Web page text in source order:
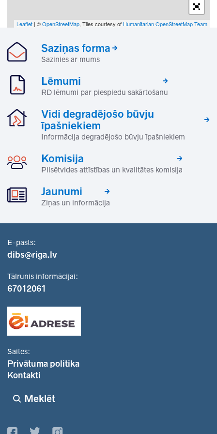
Leaflet | ©OpenStreetMap, Tiles courtesy of Humanitarian OpenStreetMap Team
Saziņas forma
Sazinies ar mums
Lēmumi
RD lēmumi par piespiedu sakārtošanu
Vidi degradējošo būvju
īpašniekiem
Informācija degradējošo būvju īpašniekiem
Komisija
Pilsētvides attīstības un kvalitātes komisija
Jaunumi
Ziņas un informācija
E-pasts:
dibs@riga.lv
Tālrunis informācijai:
67012061
Saites:
Privātuma politika
Kontakti
Meklēt